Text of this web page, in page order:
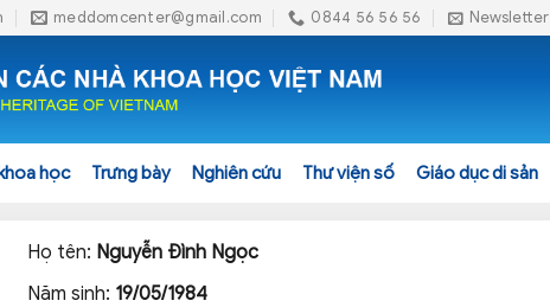
meddomcenter@gmail.com 0844 56 56 56 Newsletter
học Trưng bày Nghiên cứu Thư viện số Giáo dục di sản
Họ tên: Nguyễn Đình Ngọc
Năm sinh: 19/05/1984